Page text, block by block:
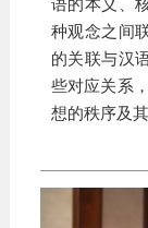
种观念之间
的关联与汉
些对应关系
想的秩序及